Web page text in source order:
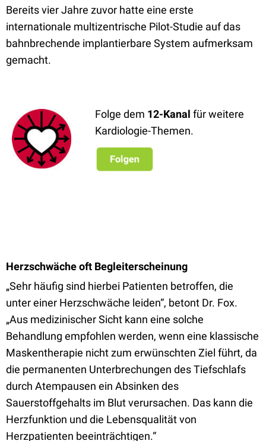
Bereits vier Jahre zuvor hatte eine erste
internationale multizentrische Pilot-Studie auf das
bahnbrechende implantierbare System aufmerksam
gemacht.
Folge dem 12-Kanal für weitere
Kardiologie-Themen.
Herzschwäche oft Begleiterscheinung
„Sehr häufig sind hierbei Patienten betroffen, die
unter einer Herzschwäche leiden“, betont Dr. Fox.
„Aus medizinischer Sicht kann eine solche
Behandlung empfohlen werden, wenn eine klassische
Maskentherapie nicht zum erwünschten Ziel führt, da
die permanenten Unterbrechungen des Tiefschlafs
durch Atempausen ein Absinken des
Sauerstoffgehalts im Blut verursachen. Das kann die
Herzfunktion und die Lebensqualität von
Herzpatienten beeinträchtigen.“